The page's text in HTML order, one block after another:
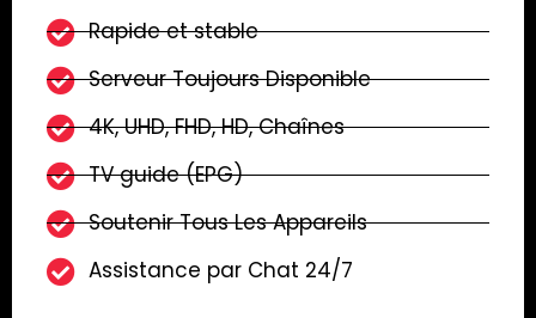
Rapide et stable
Serveur Toujours Disponible
4K, UHD, FHD, HD, Chaînes
TV guide (EPG)
Soutenir Tous Les Appareils
Assistance par Chat 24/7